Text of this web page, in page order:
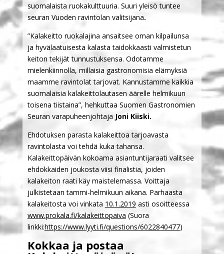
suomalaista ruokakulttuuria. Suuri yleisö tuntee
seuran Vuoden ravintolan valitsijana.
”Kalakeitto ruokalajina ansaitsee oman kilpailunsa
ja hyvälaatuisesta kalasta taidokkaasti valmistetun
keiton tekijät tunnustuksensa. Odotamme
mielenkiinnolla, millaisia gastronomisia elämyksiä
maamme ravintolat tarjovat. Kannustamme kaikkia
suomalaisia kalakeittolautasen äärelle helmikuun
toisena tiistaina”, hehkuttaa Suomen Gastronomien
Seuran varapuheenjohtaja Joni Kiiski.
Ehdotuksen parasta kalakeittoa tarjoavasta
ravintolasta voi tehdä kuka tahansa.
Kalakeittopäivän kokoama asiantuntijaraati valitsee
ehdokkaiden joukosta viisi finalistia, joiden
kalakeiton raati käy maistelemassa. Voittaja
julkistetaan tammi-helmikuun aikana. Parhaasta
kalakeitosta voi vinkata 10.1.2019 asti osoitteessa
www.prokala.fi/kalakeittopaiva (Suora
linkki:https://www.lyyti.fi/questions/6022840477)
Kokkaa ja postaa